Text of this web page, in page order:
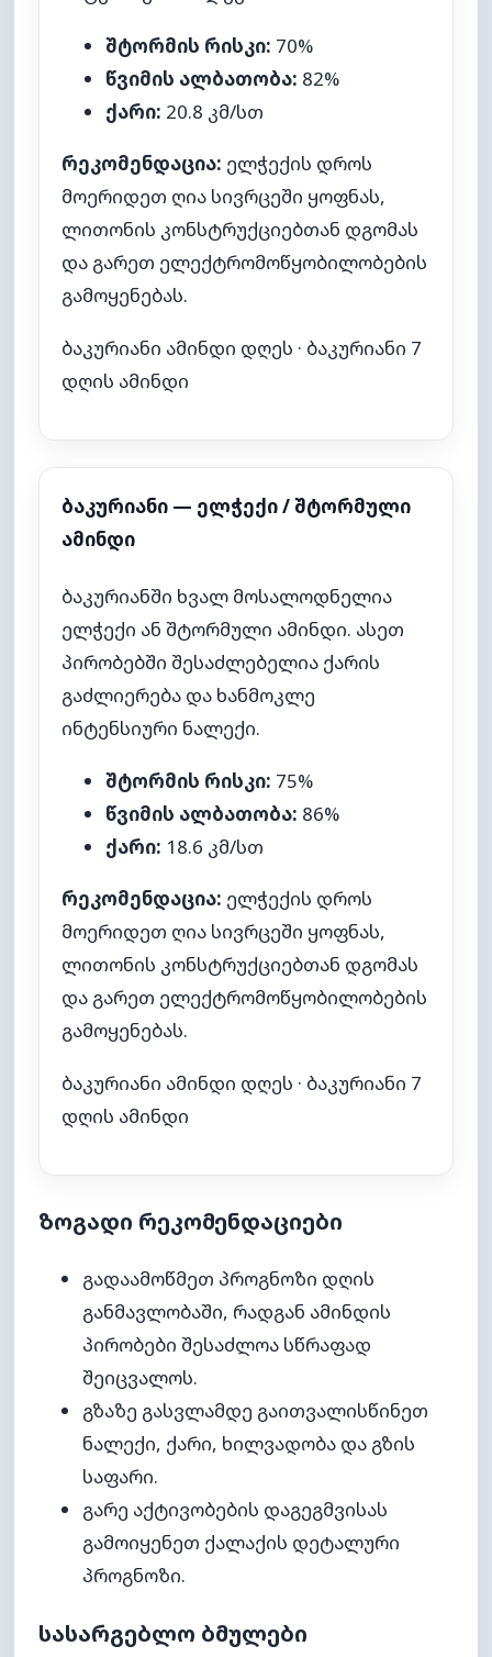
შტორმის რისკი: 70%
წვიმის ალბათობა: 82%
ქარი: 20.8 კმ/სთ
რეკომენდაცია: ელჭექის დროს
მოერიდეთ ღია სივრცეში ყოფნას,
ლითონის კონსტრუქციებთან დგომას
და გარეთ ელექტრომოწყობილობების
გამოყენებას.
ბაკურიანი ამინდი დღეს · ბაკურიანი 7
დღის ამინდი
ბაკურიანი — ელჭექი / შტორმული
ამინდი
ბაკურიანში ხვალ მოსალოდნელია
ელჭექი ან შტორმული ამინდი. ასეთ
პირობებში შესაძლებელია ქარის
გაძლიერება და ხანმოკლე
ინტენსიური ნალექი.
შტორმის რისკი: 75%
წვიმის ალბათობა: 86%
ქარი: 18.6 კმ/სთ
რეკომენდაცია: ელჭექის დროს
მოერიდეთ ღია სივრცეში ყოფნას,
ლითონის კონსტრუქციებთან დგომას
და გარეთ ელექტრომოწყობილობების
გამოყენებას.
ბაკურიანი ამინდი დღეს · ბაკურიანი 7
დღის ამინდი
ზოგადი რეკომენდაციები
გადაამოწმეთ პროგნოზი დღის
განმავლობაში, რადგან ამინდის
პირობები შესაძლოა სწრაფად
შეიცვალოს.
გზაზე გასვლამდე გაითვალისწინეთ
ნალექი, ქარი, ხილვადობა და გზის
საფარი.
გარე აქტივობების დაგეგმვისას
გამოიყენეთ ქალაქის დეტალური
პროგნოზი.
სასარგებლო ბმულები